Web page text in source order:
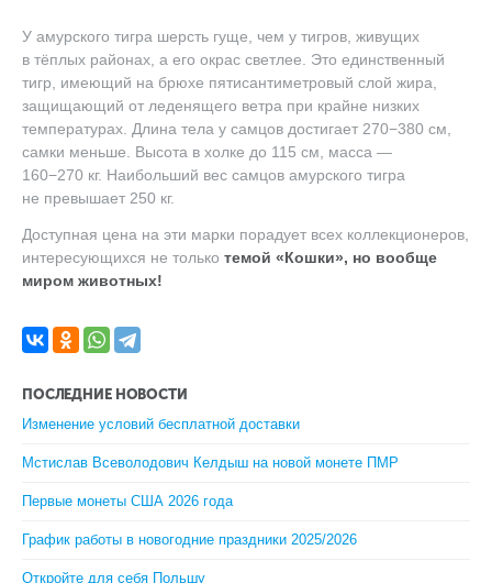
У амурского тигра шерсть гуще, чем у тигров, живущих
в тёплых районах, а его окрас светлее. Это единственный
тигр, имеющий на брюхе пятисантиметровый слой жира,
защищающий от леденящего ветра при крайне низких
температурах. Длина тела у самцов достигает 270−380 см,
самки меньше. Высота в холке до 115 см, масса —
160−270 кг. Наибольший вес самцов амурского тигра
не превышает 250 кг.
Доступная цена на эти марки порадует всех коллекционеров,
интересующихся не только темой «Кошки», но вообще
миром животных!
ПОСЛЕДНИЕ НОВОСТИ
Изменение условий бесплатной доставки
Мстислав Всеволодович Келдыш на новой монете ПМР
Первые монеты США 2026 года
График работы в новогодние праздники 2025/2026
Откройте для себя Польшу